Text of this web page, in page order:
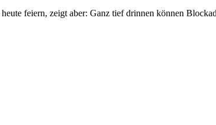
feiern, zeigt aber: Ganz tief drinnen können